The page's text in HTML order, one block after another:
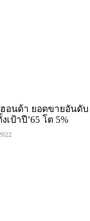
อนด้า ยอดขายอันดับ
เป้าปี’65 โต 5%